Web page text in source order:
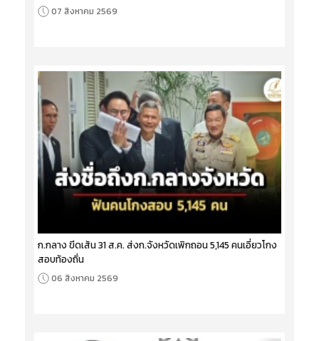
07 สิงหาคม 2569
ก.กลาง ขีดเส้น 31 ส.ค. ส่งก.จังหวัดเพิกถอน 5,145 คนเอี่ยวโกง
สอบท้องถิ่น
06 สิงหาคม 2569